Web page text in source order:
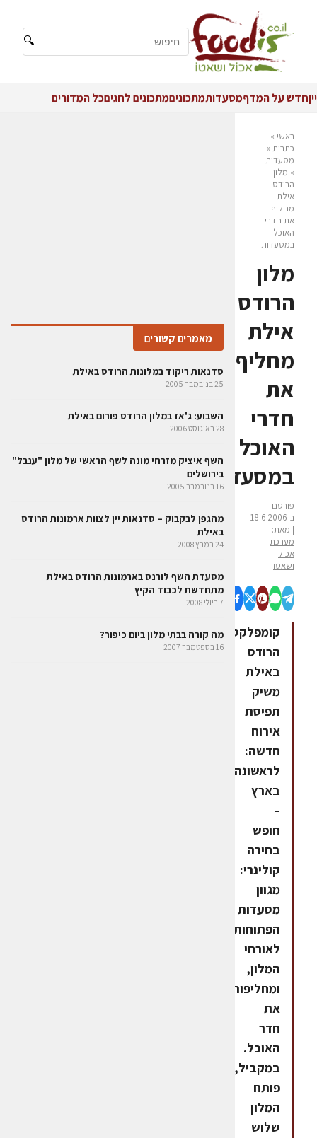
🔍
ייןחדש על המדףמסעדותמתכוניםמתכונים לחגיםכל המדורים
ראשי »
כתבות »
מסעדות
» מלון
הרודס
אילת
מחליף
את חדרי
האוכל
במסעדות
מלון
הרודס
אילת
מחליף
את
חדרי
האוכל
במסעדות
פורסם
ב-18.6.2006
| מאת:
מערכת
אכול
ושאטו
קומפלקס
הרודס
באילת
משיק
תפיסת
אירוח
חדשה:
לראשונה
בארץ
–
חופש
בחירה
קולינרי:
מגוון
מסעדות
הפתוחות
לאורחי
המלון,
ומחליפות
את
חדר
האוכל.
במקביל,
פותח
המלון
שלוש
מאמרים קשורים
סדנאות ריקוד במלונות הרודס באילת
25 בנובמבר 2005
השבוע: ג'אז במלון הרודס פורום באילת
28 באוגוסט 2006
השף איציק מזרחי מונה לשף הראשי של מלון "ענבל"
בירושלים
16 בנובמבר 2005
מהגפן לבקבוק – סדנאות יין לצוות ארמונות הרודס
באילת
24 במרץ 2008
מסעדת השף לורנס בארמונות הרודס באילת
מתחדשת לכבוד הקיץ
7 ביולי 2008
מה קורה בבתי מלון ביום כיפור?
16 בספטמבר 2007